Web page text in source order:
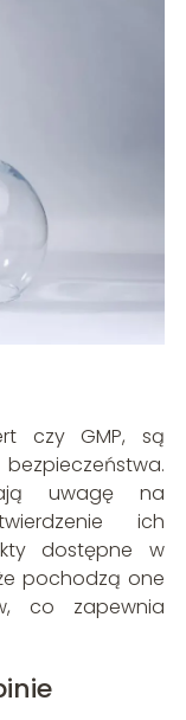
czy GMP, są
uwagę na
ich
dostępne w
pochodzą one
co zapewnia